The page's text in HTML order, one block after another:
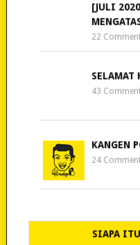
[JULI
22
SELAMAT
43
KANGEN
24
SIAPA